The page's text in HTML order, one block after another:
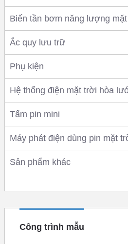
Biến tần bơm năng lượng
Ắc quy lưu trữ
Phụ kiện
Hệ thống điện mặt trời hòa
Tấm pin mini
Máy phát điện dùng pin mặt
Sản phẩm khác
Công trình mẫu